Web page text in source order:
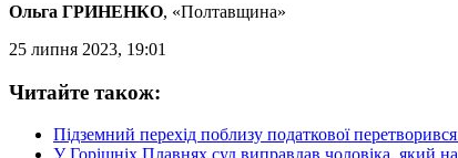
Ольга ГРИНЕНКО, «Полтавщина»
25 липня 2023, 19:01
Читайте також:
Підземний перехід поблизу податкової